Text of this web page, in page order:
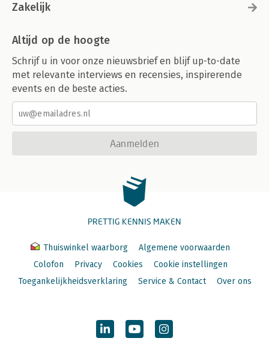
Zakelijk
Altijd op de hoogte
Schrijf u in voor onze nieuwsbrief en blijf up-to-date
met relevante interviews en recensies, inspirerende
events en de beste acties.
Aanmelden
PRETTIG KENNIS MAKEN
Thuiswinkel waarborg
Algemene voorwaarden
Colofon
Privacy Cookies
Cookie instellingen
Toegankelijkheidsverklaring
Service & Contact Over ons